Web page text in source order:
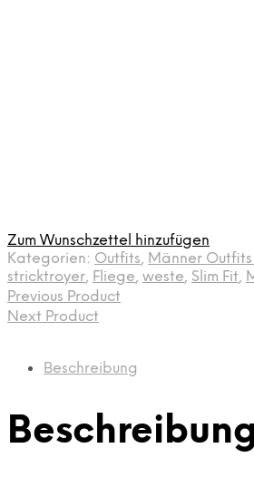
Zum Wunschzettel hinzufügen
Kategorien: Outfits, Männer
stricktroyer, Fliege, weste, Slim Fit,
Previous Product
Next Product
Beschreibung